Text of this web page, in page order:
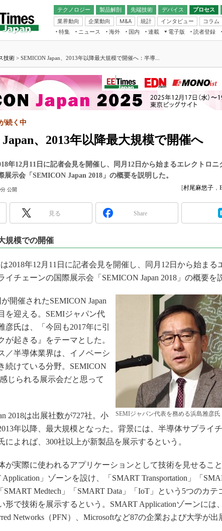
テクノロジー 製品解剖
先端技術
電池／エネルギー
デバイス
アナログ
マイコン
FPGA
プロセス
業界動向
企業動向 M&A 統計 インタビュー コラム
フィジカルAI
半導体後工程
読者調査（EE Times Research）
カーボンニュートラル
電源設計（EDN Japan）
Japan）
特集 ニュース 海外 国内
連載
福田昭のデバイス通信
湯之上隆のナノフォーカス
大山聡の業界スコープ
大原雄介のエレ・組み込みプレイバ
学漂流記
踊るバズワード ～Behind the
Buzzword
製品分解で探るアジアの新トレンド
“異端児エンジニア”が仕掛けた社内
イノベーションは日本を救うのか
JASA発IoT通信
IHSアナリスト「未来展望」
「英語に愛されないエンジニア」の
ための新行動論
電子版
電子ブックレット
読者登録
技術 > SEMICON Japan、2013年以降最大規模で開催へ：半導...
、2013年以降最大規模で開催へ
続く中
年12月11日に記者会見を開催し、同月12日から始まるエレクトロニ
展示会「SEMICON Japan 2018」の概要を説明した。
公開 [村尾麻悠子 ，
見る Share
規模での開催
2018年12月11日に記者会見を開催し、同月12日から始まる
イチェーンの国際展示会「SEMICON Japan 2018」の概要を
SEMIジャパン代表を務める浜島雅彦氏
開催されたSEMICON Japan
を迎える。SEMIジャパン代
彦氏は、「今回も2017年に引
が起きる』をテーマとした。
／半導体業界は、イノベーシ
続けている分野。SEMICON
じられる展示会だと思って
2018は出展社数が727社。小
年以降、最大規模となった。背景には、半導体サプライ
によれば、300社以上が新製品を展示するという。
実際に使われるアプリケーションとして技術を見せるこ
」ゾーンを設け、「SMART Transportation」「
SMART Medtech」「SMART Data」「IoT」という5つのカテ
形で技術を展示するという。SMART Applicationゾーンには
Networks（PFN）、Microsoftなど87の企業および大学が出